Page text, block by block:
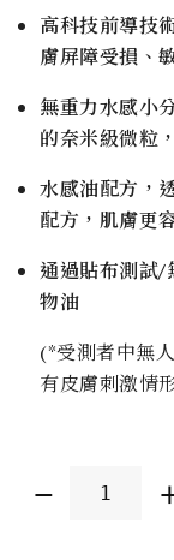
高科技前導技
膚屏障受損、
無重力水感小
的奈米級微粒
水感油配方，
配方，肌膚更
通過貼布測試
物油
(*受測者中無
有皮膚刺激情